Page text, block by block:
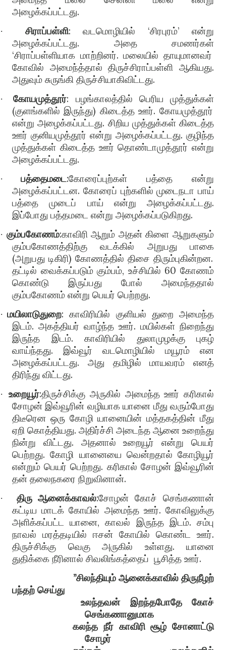
அழைக்கப்பட்டது.
· சிராப்பள்ளி:வடமொழியில் ‘சிரபுரம்’என்று
அழைக்கப்பட்டது. அதை சமணர்கள்
‘சிராப்பள்ளியாக மாற்றினர். மலையில் தாயுமானவர்
கோவில் அமைந்த்தால் திருச்சிராப்பள்ளி ஆகியது.
அதுவும் சுருங்கி திருச்சியாகிவிட்டது.
· கோயமுத்தூர்: பழங்காலத்தில் பெரிய முத்துக்கள்
(குளங்களில் இருந்து) கிடைத்த ஊர். கோயமுத்தூர்
என்று அழைக்கப்பட்டது. சிறிய முத்துக்கள் கிடைத்த
ஊர் குனியமுத்தூர் என்று அழைக்கப்பட்டது. குழிந்த
முத்துக்கள் கிடைத்த ஊர் தொண்டாமுத்தூர் என்று
அழைக்கப்பட்டது.
· பத்தைமடை:கோரைப்புற்கள் பத்தை என்று
அழைக்கப்பட்டன. கோரைப் புற்களில் முடைநடா பாய்
பத்தை முடைப் பாய் என்று அழைக்கப்பட்டது.
இப்போது பத்தமடை என்று அழைக்கப்படுகிறது.
· கும்பகோணம்:காவிரி ஆறும் அதன் கிளை ஆறுகளும்
கும்பகோணத்திற்கு வடக்கில் அறுபது பாகை
(அறுபது டிகிரி) கோணத்தில் திசை திரும்புகின்றன.
தட்டில் வைக்கப்படும் கும்பம், உச்சியில் 60கோணம்
கொண்டு இருப்பது போல் அமைந்ததால்
கும்பகோணம் என்று பெயர் பெற்றது.
· மயிலாடுதுறை:காவிரியில் குளியல் துறை அமைந்த
இடம். அகத்தியர் வாழ்ந்த ஊர். மயில்கள் நிறைந்து
இருந்த இடம். காவிரியில் துலாமுழக்கு புகழ்
வாய்ந்தது. இவ்வூர் வடமொழியில் மயூரம் என
அழைக்கப்பட்டது. அது தமிழில் மாயவரம் எனத்
திரிந்து விட்டது.
· உறையூர்:திருச்சிக்கு அருகில் அமைந்த ஊர் கரிகால்
சோழன் இவ்வூரின் வழியாக யானை மீது வரும்போது
திடீரென ஒரு கோழி யானையின் மத்தகத்தின் மீது
ஏறி கொத்தியது. அதிர்ச்சி அடைந்த ஆனை உறைந்து
நின்று விட்டது. அதனால் உறையூர் என்று பெயர்
பெற்றது.கோழி யானையை வென்றதால் கோழியூர்
என்றும் பெயர் பெற்றது. கரிகால் சோழன் இவ்வூரின்
தன் தலைநகரை நிறுவினான்.
· திரு ஆனைக்காவல்:சோழன் கோச் செங்கணான்
கட்டிய மாடக் கோயில் அமைந்த ஊர்.கோவிலுக்கு
அளிக்கப்பட்ட யானை,காவல் இருந்த இடம்.சம்பு
நாவல் மரத்தடியில் ஈசன் கோயில் கொண்ட ஊர்.
திருச்சிக்கு வெகு அருகில் உள்ளது. யானை
துதிக்கை நீரினால் சிவலிங்கத்தைப் பூசித்த ஊர்.
”சிலந்தியும் ஆனைக்காவில் திருநீழற்
பந்தற் செய்து
உலந்தவன் இறந்தபோதே கோச்
செங்கணானுமாக
கலந்த நீர் காவிரி சூழ் சோனாட்டு
சோழர்